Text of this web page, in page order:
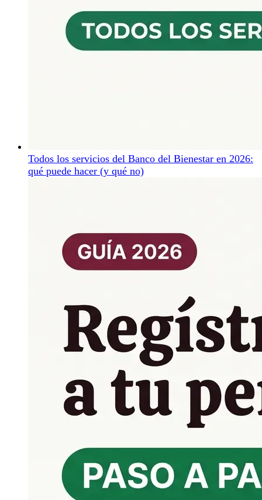
Todos los servicios del Banco del Bienestar en 2026:
qué puede hacer (y qué no)